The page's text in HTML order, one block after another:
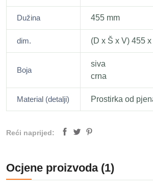
Dužina 455 mm
dim. (D x Š x V) 455
Boja
siva
crna
Material (detalji) Prostirka od
Reći naprijed:
Ocjene proizvoda (1)